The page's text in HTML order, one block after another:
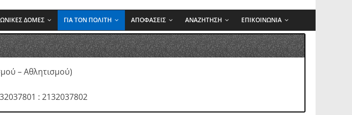
ΔΟΜΕΣ ΓΙΑ ΤΟΝ ΠΟΛΙΤΗ ΑΠΟΦΑΣΕΙΣ ΑΝΑΖΗΤΗΣΗ ΕΠΙΚΟΙΝΩΝΙΑ
– Αθλητισμού)
: 2132037802